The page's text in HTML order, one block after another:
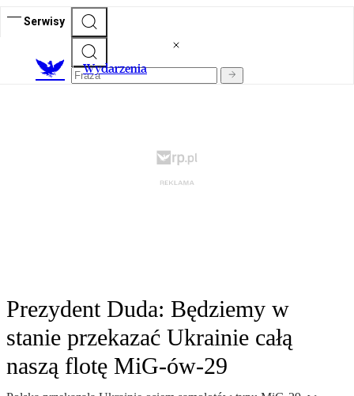
Serwisy
Wydarzenia
Prezydent Duda: Będziemy w
stanie przekazać Ukrainie całą
naszą flotę MiG-ów-29